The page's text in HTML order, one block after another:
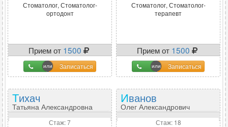
Стоматолог, Стоматолог-
ортодонт
Прием от 1500
Записаться
Стоматолог, Стоматолог-
терапевт
Прием от 1500
Записаться
Тихач
Татьяна Александровна
Стаж: 7
Иванов
Олег Александрович
Стаж: 18